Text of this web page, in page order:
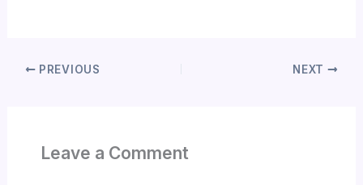
PREVIOUS NEXT
Leave a Comment